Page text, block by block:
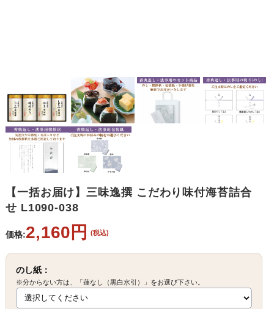
【一括お届け】三味逸撰 こだわり味付海苔詰合
せ L1090-038
価格:2,160円 (税込)
のし紙：
※分からない方は、「蓮なし（黒白水引）」をお選び下さい。